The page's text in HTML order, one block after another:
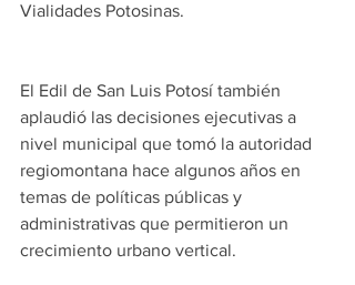
Vialidades Potosinas.
El Edil de San Luis Potosí también
aplaudió las decisiones ejecutivas a
nivel municipal que tomó la autoridad
regiomontana hace algunos años en
temas de políticas públicas y
administrativas que permitieron un
crecimiento urbano vertical.